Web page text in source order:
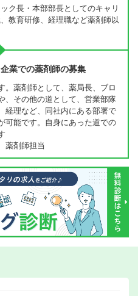
ク長・本部部長としてのキャリ
教育研修、経理職など薬剤師以
業での薬剤師の募集
。薬剤師として、薬局長、ブロ
、その他の道として、営業部隊
経理など、同社内にある部署で
可能です。自身にあった道での
薬剤師担当